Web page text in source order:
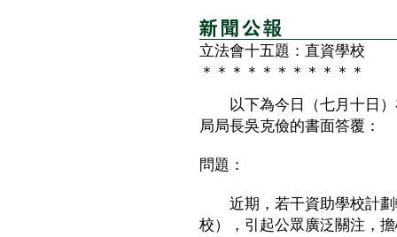
立法會十五題：直資學校
＊＊＊＊＊＊＊＊＊＊＊
以下為今日（七月十日）
局局長吳克儉的書面答覆：
問題：
近期，若干資助學校計劃
校），引起公眾廣泛關注，